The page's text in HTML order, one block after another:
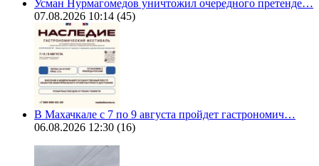
Усман Нурмагомедов уничтожил очередного претенде…
07.08.2026 10:14 (45)
В Махачкале с 7 по 9 августа пройдет гастрономич…
06.08.2026 12:30 (16)